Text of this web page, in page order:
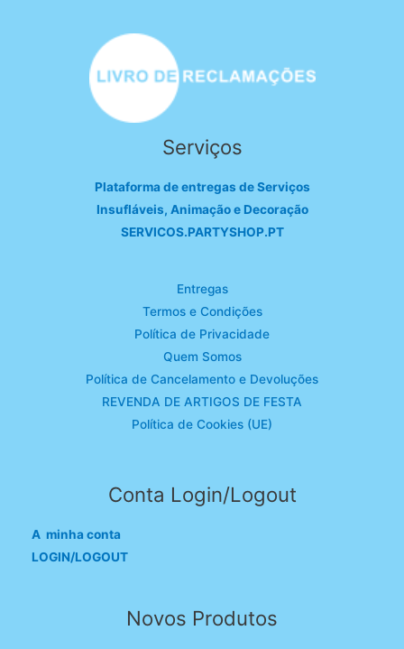
Serviços
Plataforma de entregas de Serviços
Insufláveis, Animação e Decoração
SERVICOS.PARTYSHOP.PT
Entregas
Termos e Condições
Política de Privacidade
Quem Somos
Política de Cancelamento e Devoluções
REVENDA DE ARTIGOS DE FESTA
Política de Cookies (UE)
Conta Login/Logout
A minha conta
LOGIN/LOGOUT
Novos Produtos